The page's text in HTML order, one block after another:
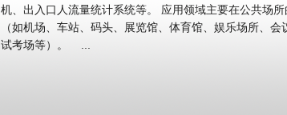
机、出入口人流量统计系统等。 应用领域主要在公共场所的安全检查
（如机场、车站、码头、展览馆、体育馆、娱乐场所、会